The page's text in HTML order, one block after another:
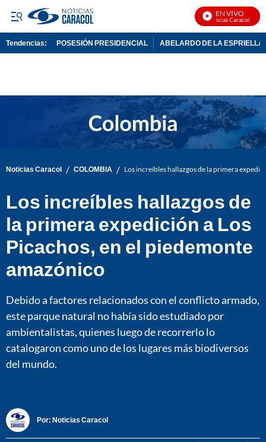
EN VIVO
Noticias Caracol En
Tendencias: POSESIÓN PRESIDENCIAL ABELARDO DE LA ESPRIELLA
Noticias Caracol / COLOMBIA / Los increíbles hallazgos de la primera
Los increíbles hallazgos de
la primera expedición a Los
Picachos, en el piedemonte
amazónico
Debido a factores relacionados con el conflicto armado,
este parque natural no había sido estudiado por
ambientalistas, quienes luego de recorrerlo lo
catalogaron como uno de los lugares más biodiversos
del mundo.
Por: Noticias Caracol